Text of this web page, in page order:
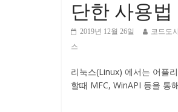
단한 사용법
2019년 12월 26일 코드도
스
리눅스(Linux) 에서는 어플
할때 MFC, WinAPI 등을 통